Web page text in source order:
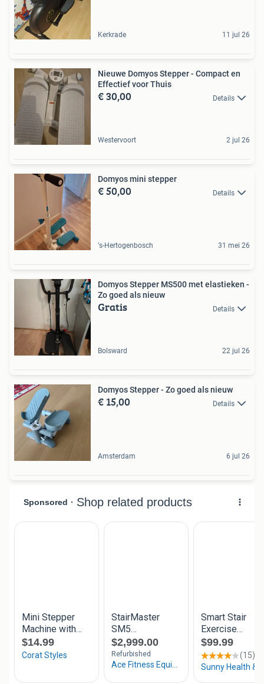
Kerkrade 11 jul 26
Nieuwe Domyos Stepper - Compact en
Effectief voor Thuis
€ 30,00 Details
Westervoort 2 jul 26
Domyos mini stepper
€ 50,00 Details
's-Hertogenbosch 31 mei 26
Domyos Stepper MS500 met elastieken -
Zo goed als nieuw
Gratis Details
Bolsward 22 jul 26
Domyos Stepper - Zo goed als nieuw
€ 15,00 Details
Amsterdam 6 jul 26